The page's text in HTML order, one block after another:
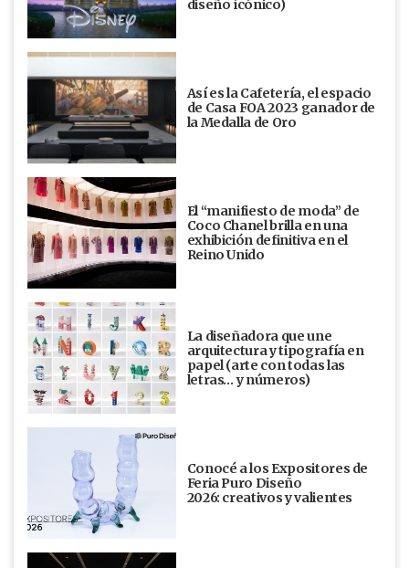
diseño ícónico)
Así es la Cafetería, el espacio
de Casa FOA 2023 ganador de
la Medalla de Oro
El “manifiesto de moda” de
Coco Chanel brilla en una
exhibición definitiva en el
Reino Unido
La diseñadora que une
arquitectura y tipografía en
papel (arte con todas las
letras… y números)
Conocé a los Expositores de
Feria Puro Diseño
2026: creativos y valientes